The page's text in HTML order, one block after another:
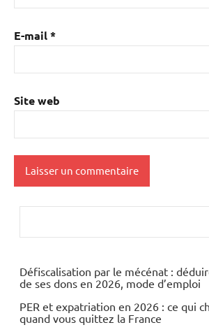
E-mail*
Site web
Défiscalisation par le mécénat :
de ses dons en 2026, mode d’emploi
PER et expatriation en 2026 : ce qui
quand vous quittez la France